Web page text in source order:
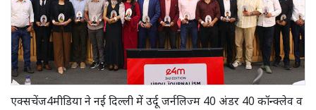
एक्सचेंज4मीडिया ने नई दिल्ली में उर्दू जर्नलिज्म 40 अंडर 40 कॉन्क्लेव व